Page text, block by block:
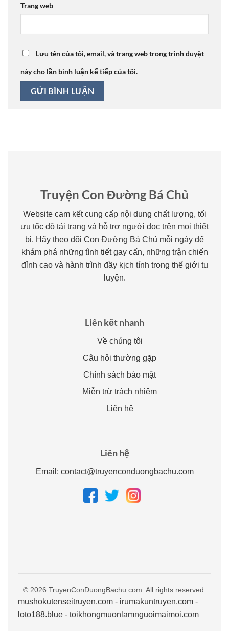
Trang web
Lưu tên của tôi, email, và trang web trong trình duyệt
này cho lần bình luận kế tiếp của tôi.
Truyện Con Đường Bá Chủ
Website cam kết cung cấp nội dung chất lượng, tối
ưu tốc độ tải trang và hỗ trợ người đọc trên mọi thiết
bị. Hãy theo dõi Con Đường Bá Chủ mỗi ngày để
khám phá những tình tiết gay cấn, những trận chiến
đỉnh cao và hành trình đầy kịch tính trong thế giới tu
luyện.
Liên kết nhanh
Về chúng tôi
Câu hỏi thường gặp
Chính sách bảo mật
Miễn trừ trách nhiệm
Liên hệ
Liên hệ
Email: contact@truyenconduongbachu.com
© 2026 TruyenConDuongBachu.com. All rights reserved.
mushokutenseitruyen.com - irumakuntruyen.com -
loto188.blue - toikhongmuonlamnguoimaimoi.com